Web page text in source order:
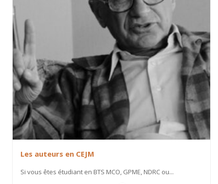
Les auteurs en CEJM
Si vous êtes étudiant en BTS MCO, GPME, NDRC ou...